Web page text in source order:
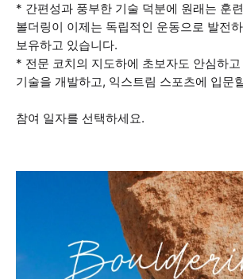
* 간편성과 풍부한 기술 덕분에 원래는 훈
볼더링이 이제는 독립적인 운동으로 발전
보유하고 있습니다.
* 전문 코치의 지도하에 초보자도 안심하
기술을 개발하고, 익스트림 스포츠에 입문
참여 일자를 선택하세요.